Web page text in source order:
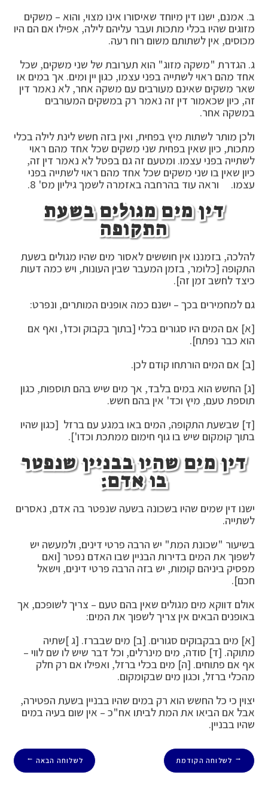
ב. אמנם, ישנו דין מיוחד שאיסורו אינו מצוי, והוא – משקים
מזוגים שהיו בכלי מתכות ועבר עליהם לילה, אפילו אם הם היו
מכוסים, אין לשתותם משום רוח רעה.
ג. הגדרת "משקה מזוג" הוא תערובת של שני משקים, שכל
אחד מהם ראוי לשתייה בפני עצמו, כגון יין ומים. אך במים או
שאר משקים שאינם מעורבים עם משקה אחר, לא נאמר דין
זה, כיון שכאמור דין זה נאמר רק במשקים המעורבים
במשקה אחר.
ולכן מותר לשתות מיץ בפחית, ואין בזה חשש לינת לילה בכלי
מתכות, כיון שאין בפחית שני משקים שכל אחד מהם ראוי
לשתייה בפני עצמו. ומטעם זה גם בפטל לא נאמר דין זה,
כיון שאין בו שני משקים שכל אחד מהם ראוי לשתייה בפני
עצמו. וראה עוד בהרחבה באזמרה לשמך גיליון מס' 8.
דין מים מגולים בשעת
התקופה
להלכה, בזמננו אין חוששים לאסור מים שהיו מגולים בשעת
התקופה [כלומר, בזמן המעבר שבין העונות, ויש כמה דעות
כיצד לחשב זמן זה].
גם למחמירים בכך – ישנם כמה אופנים המותרים, ונפרט:
[א] אם המים היו סגורים בכלי [בתוך בקבוק וכדו', ואף אם
הוא כבר נפתח].
[ב] אם המים הורתחו קודם לכן.
[ג] החשש הוא במים בלבד, אך מים שיש בהם תוספות, כגון
תוספת טעם, מיץ וכד' אין בהם חשש.
[ד] שבשעת התקופה, המים באו במגע עם ברזל [כגון שהיו
בתוך קומקום שיש בו גוף חימום ממתכת וכדו'].
דין מים שהיו בבניין שנפטר
בו אדם:
ישנו דין שמים שהיו בשכונה בשעה שנפטר בה אדם, נאסרים
לשתייה.
בשיעור "שכונת המת" יש הרבה פרטי דינים, ולמעשה יש
לשפוך את המים בדירות הבניין שבו האדם נפטר [ואם
מפסיק ביניהם קומות, יש בזה הרבה פרטי דינים, וישאל
חכם].
אולם דווקא מים מגולים שאין בהם טעם – צריך לשופכם, אך
באופנים הבאים אין צריך לשפוך את המים:
[א] מים בבקבוקים סגורים. [ב] מים שבברז. [ג ]שתיה
מתוקה. [ד] סודה, מים מינרלים, וכל דבר שיש לו שם לווי –
אף אם פתוחים. [ה] מים בכלי ברזל, ואפילו אם רק חלק
מהכלי ברזל, וכגון מים שבקומקום.
יצוין כי כל החשש הוא רק במים שהיו בבניין בשעת הפטירה,
אבל אם הביאו את המת לביתו אח"כ – אין שום בעיה במים
שהיו בבניין.
← לשלוחה הקודמת לשלוחה הבאה →